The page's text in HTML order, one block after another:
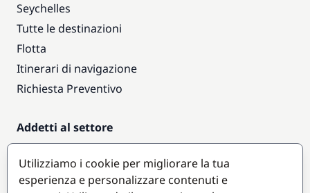
Seychelles
Tutte le destinazioni
Flotta
Itinerari di navigazione
Richiesta Preventivo
Addetti al settore
Accesso armatori
Diventare partner
Utilizziamo i cookie per migliorare la tua
esperienza e personalizzare contenuti e